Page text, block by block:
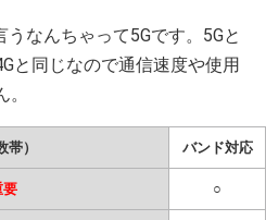
なんちゃって5Gです。5Gと
と同じなので通信速度や使用
） バンド対応
要 ○